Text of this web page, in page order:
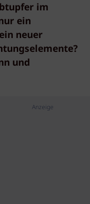
im
ein
neuer
und
Anzeige